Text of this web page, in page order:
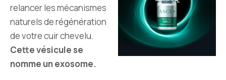
relancer les mécanismes
naturels de régénération
de votre cuir chevelu.
Cette vésicule se
nomme un exosome.